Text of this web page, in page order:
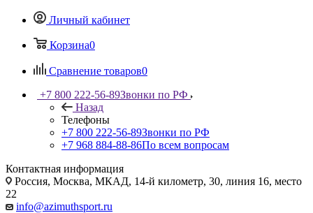
Личный кабинет
Корзина0
Сравнение товаров0
+7 800 222-56-89Звонки по РФ
Назад
Телефоны
+7 800 222-56-89Звонки по РФ
+7 968 884-88-86По всем вопросам
Контактная информация
Россия, Москва, МКАД, 14-й километр, 30, линия 16, место
22
info@azimuthsport.ru